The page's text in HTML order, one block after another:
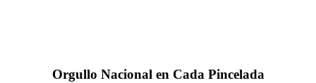
Orgullo Nacional en Cada Pincelada